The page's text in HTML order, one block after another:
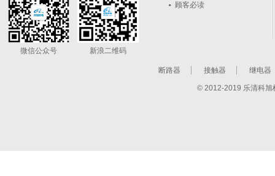
微信公众号 新浪二维码
顾客必读
断路器 接触器 继电器
© 2012-2019 乐清科旭